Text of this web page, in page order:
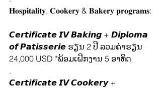
𝐇𝐨𝐬𝐩𝐢𝐭𝐚𝐥𝐢𝐭𝐲, 𝐂𝐨𝐨𝐤𝐞𝐫𝐲 & 𝐁𝐚𝐤𝐞𝐫𝐲 𝐩𝐫𝐨𝐠𝐫𝐚𝐦𝐬:
𝘾𝙚𝙧𝙩𝙞𝙛𝙞𝙘𝙖𝙩𝙚 𝙄𝙑 𝘽𝙖𝙠𝙞𝙣𝙜 + 𝘿𝙞𝙥𝙡𝙤𝙢𝙖
𝙤𝙛 𝙋𝙖𝙩𝙞𝙨𝙨𝙚𝙧𝙞𝙚 ຮຽນ 2 ປີ ລວມຄ່າຮຽນ
24,000 USD *ພ້ອມເຝິກງານ 5 ອາທິດ
.
𝘾𝙚𝙧𝙩𝙞𝙛𝙞𝙘𝙖𝙩𝙚 𝙄𝙑 𝘾𝙤𝙤𝙠𝙚𝙧𝙮 +